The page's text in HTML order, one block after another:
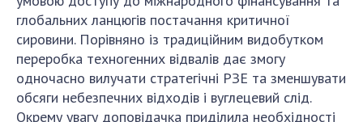
глобальних ланцюгів постачання критичної
сировини. Порівняно із традиційним видобутком
переробка техногенних відвалів дає змогу
одночасно вилучати стратегічні РЗЕ та зменшувати
обсяги небезпечних відходів і вуглецевий слід.
Окрему увагу доповідачка приділила необхідності